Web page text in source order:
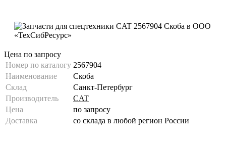
Цена по запросу
Номер по каталогу 2567904
Наименование
Скоба
Склад
Санкт-Петербург
Производитель
CAT
Цена
по запросу
Доставка
со склада в любой регион России